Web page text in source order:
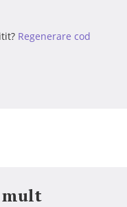
Regenerare cod
mult